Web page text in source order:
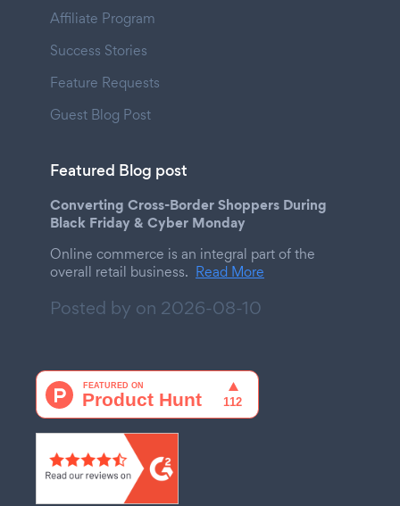
Affiliate Program
Success Stories
Feature Requests
Guest Blog Post
Featured Blog post
Converting Cross-Border Shoppers During
Black Friday & Cyber Monday
Online commerce is an integral part of the
overall retail business. Read More
Posted by on 2026-08-10